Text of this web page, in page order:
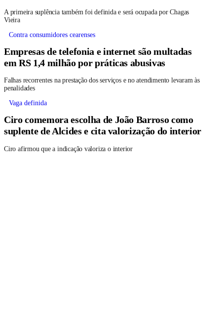
A primeira suplência também foi definida e será ocupada por Chagas
Vieira
Contra consumidores cearenses
Empresas de telefonia e internet são multadas
em RS 1,4 milhão por práticas abusivas
Falhas recorrentes na prestação dos serviços e no atendimento levaram às
penalidades
Vaga definida
Ciro comemora escolha de João Barroso como
suplente de Alcides e cita valorização do interior
Ciro afirmou que a indicação valoriza o interior